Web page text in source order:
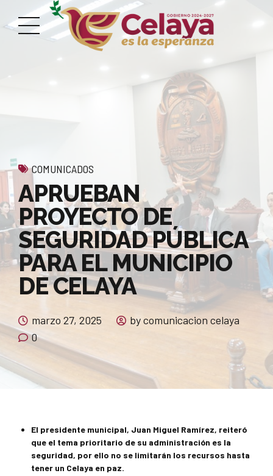
COMUNICADOS
APRUEBAN
PROYECTO DE
SEGURIDAD PÚBLICA
PARA EL MUNICIPIO
DE CELAYA
marzo 27, 2025
by comunicacion celaya
0
El presidente municipal, Juan Miguel Ramírez, reiteró
que el tema prioritario de su administración es la
seguridad, por ello no se limitarán los recursos hasta
tener un Celaya en paz.